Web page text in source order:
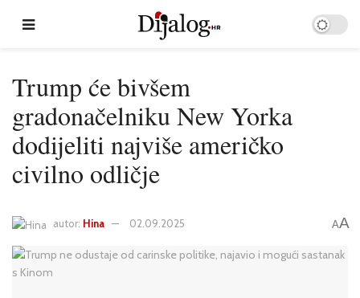
Trump će bivšem
gradonačelniku New Yorka
dodijeliti najviše američko
civilno odličje
autor: Hina 02.09.2025 AA